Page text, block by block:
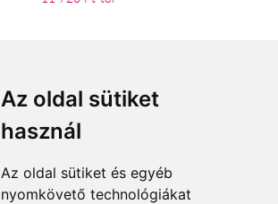
Az oldal sütiket
használ
Az oldal sütiket és egyéb
nyomkövető technológiákat
Elfogadott fizetési módok